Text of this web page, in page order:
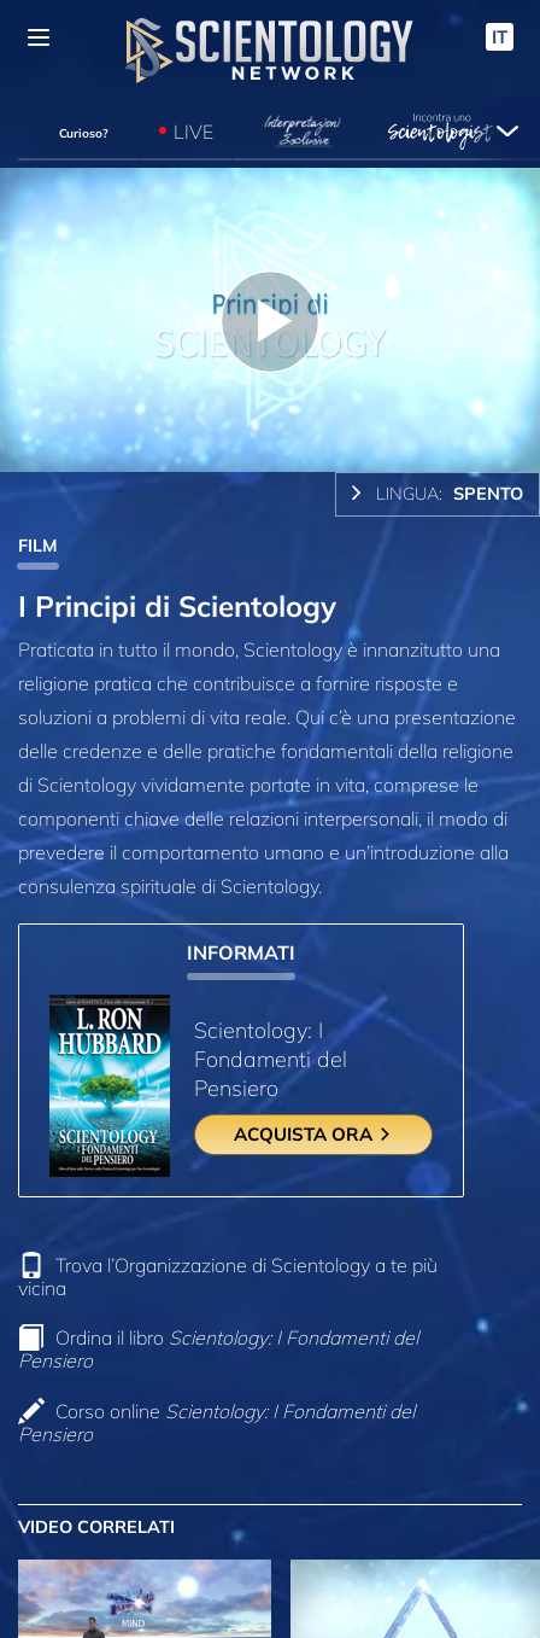
IT
Curioso? LIVE
Play
Video
LINGUA: SPENTO
FILM
I Principi di Scientology
Praticata in tutto il mondo, Scientology è innanzitutto una
religione pratica che contribuisce a fornire risposte e
soluzioni a problemi di vita reale. Qui c’è una presentazione
delle credenze e delle pratiche fondamentali della religione
di Scientology vividamente portate in vita, comprese le
componenti chiave delle relazioni interpersonali, il modo di
prevedere il comportamento umano e un’introduzione alla
consulenza spirituale di Scientology.
INFORMATI
Scientology: I
Fondamenti del
Pensiero
ACQUISTA ORA
Trova l’Organizzazione di Scientology a te più
vicina
Ordina il libro Scientology: I Fondamenti del
Pensiero
Corso online Scientology: I Fondamenti del
Pensiero
VIDEO CORRELATI